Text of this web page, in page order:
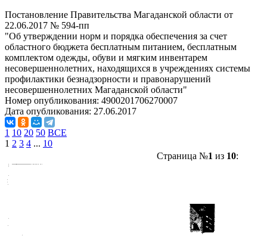
Постановление Правительства Магаданской области от
22.06.2017 № 594-пп
"Об утверждении норм и порядка обеспечения за счет
областного бюджета бесплатным питанием, бесплатным
комплектом одежды, обуви и мягким инвентарем
несовершеннолетних, находящихся в учреждениях системы
профилактики безнадзорности и правонарушений
несовершеннолетних Магаданской области"
Номер опубликования: 4900201706270007
Дата опубликования: 27.06.2017
1 10 20 50 ВСЕ
1 2 3 4 ... 10
Страница №1 из 10: